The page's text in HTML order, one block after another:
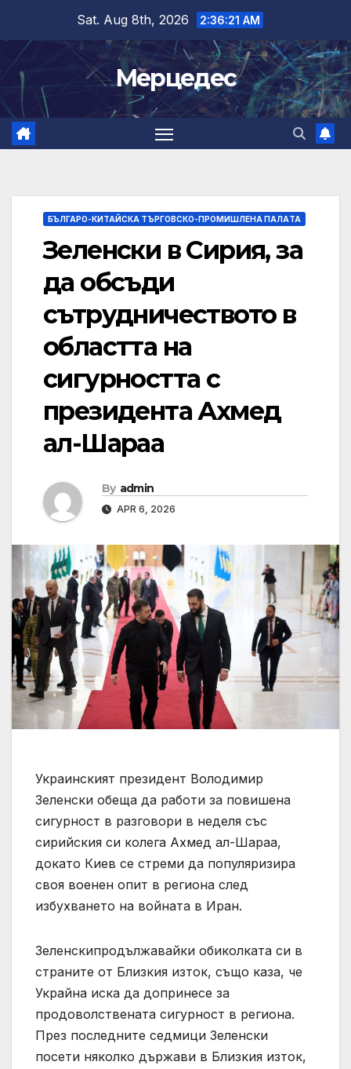
content
Sat. Aug 8th, 2026 2:36:22 AM
Мерцедес
БЪЛГАРО-КИТАЙСКА ТЪРГОВСКО-ПРОМИШЛЕНА ПАЛAТА
Зеленски в Сирия, за
да обсъди
сътрудничеството в
областта на
сигурността с
президента Ахмед
ал-Шараа
By admin
APR 6, 2026
Украинският президент Володимир
Зеленски обеща да работи за повишена
сигурност в разговори в неделя със
сирийския си колега Ахмед ал-Шараа,
докато Киев се стреми да популяризира
своя военен опит в региона след
избухването на войната в Иран.
Зеленскипродължавайки обиколката си в
страните от Близкия изток, също каза, че
Украйна иска да допринесе за
‌продоволствената сигурност в региона.
През последните седмици Зеленски
посети няколко държави в Близкия изток,